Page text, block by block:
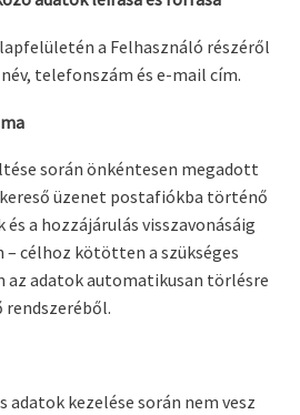
a Felhasználó részéről
telefonszám és e-mail cím.
során önkéntesen megadott
üzenet postafiókba történő
és a hozzájárulás visszavonásáig
– célhoz kötötten a szükséges
az adatok automatikusan törlésre
rendszeréből.
adatok kezelése során nem vesz